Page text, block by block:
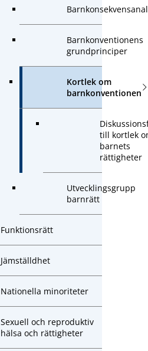
Barnkonventionens
grundprinciper
Kortlek om
barnkonventionen
till kortlek
barnets
rättigheter
Utvecklingsgrupp
barnrätt
Funktionsrätt
Jämställdhet
Nationella minoriteter
Sexuell och reproduktiv
hälsa och rättigheter